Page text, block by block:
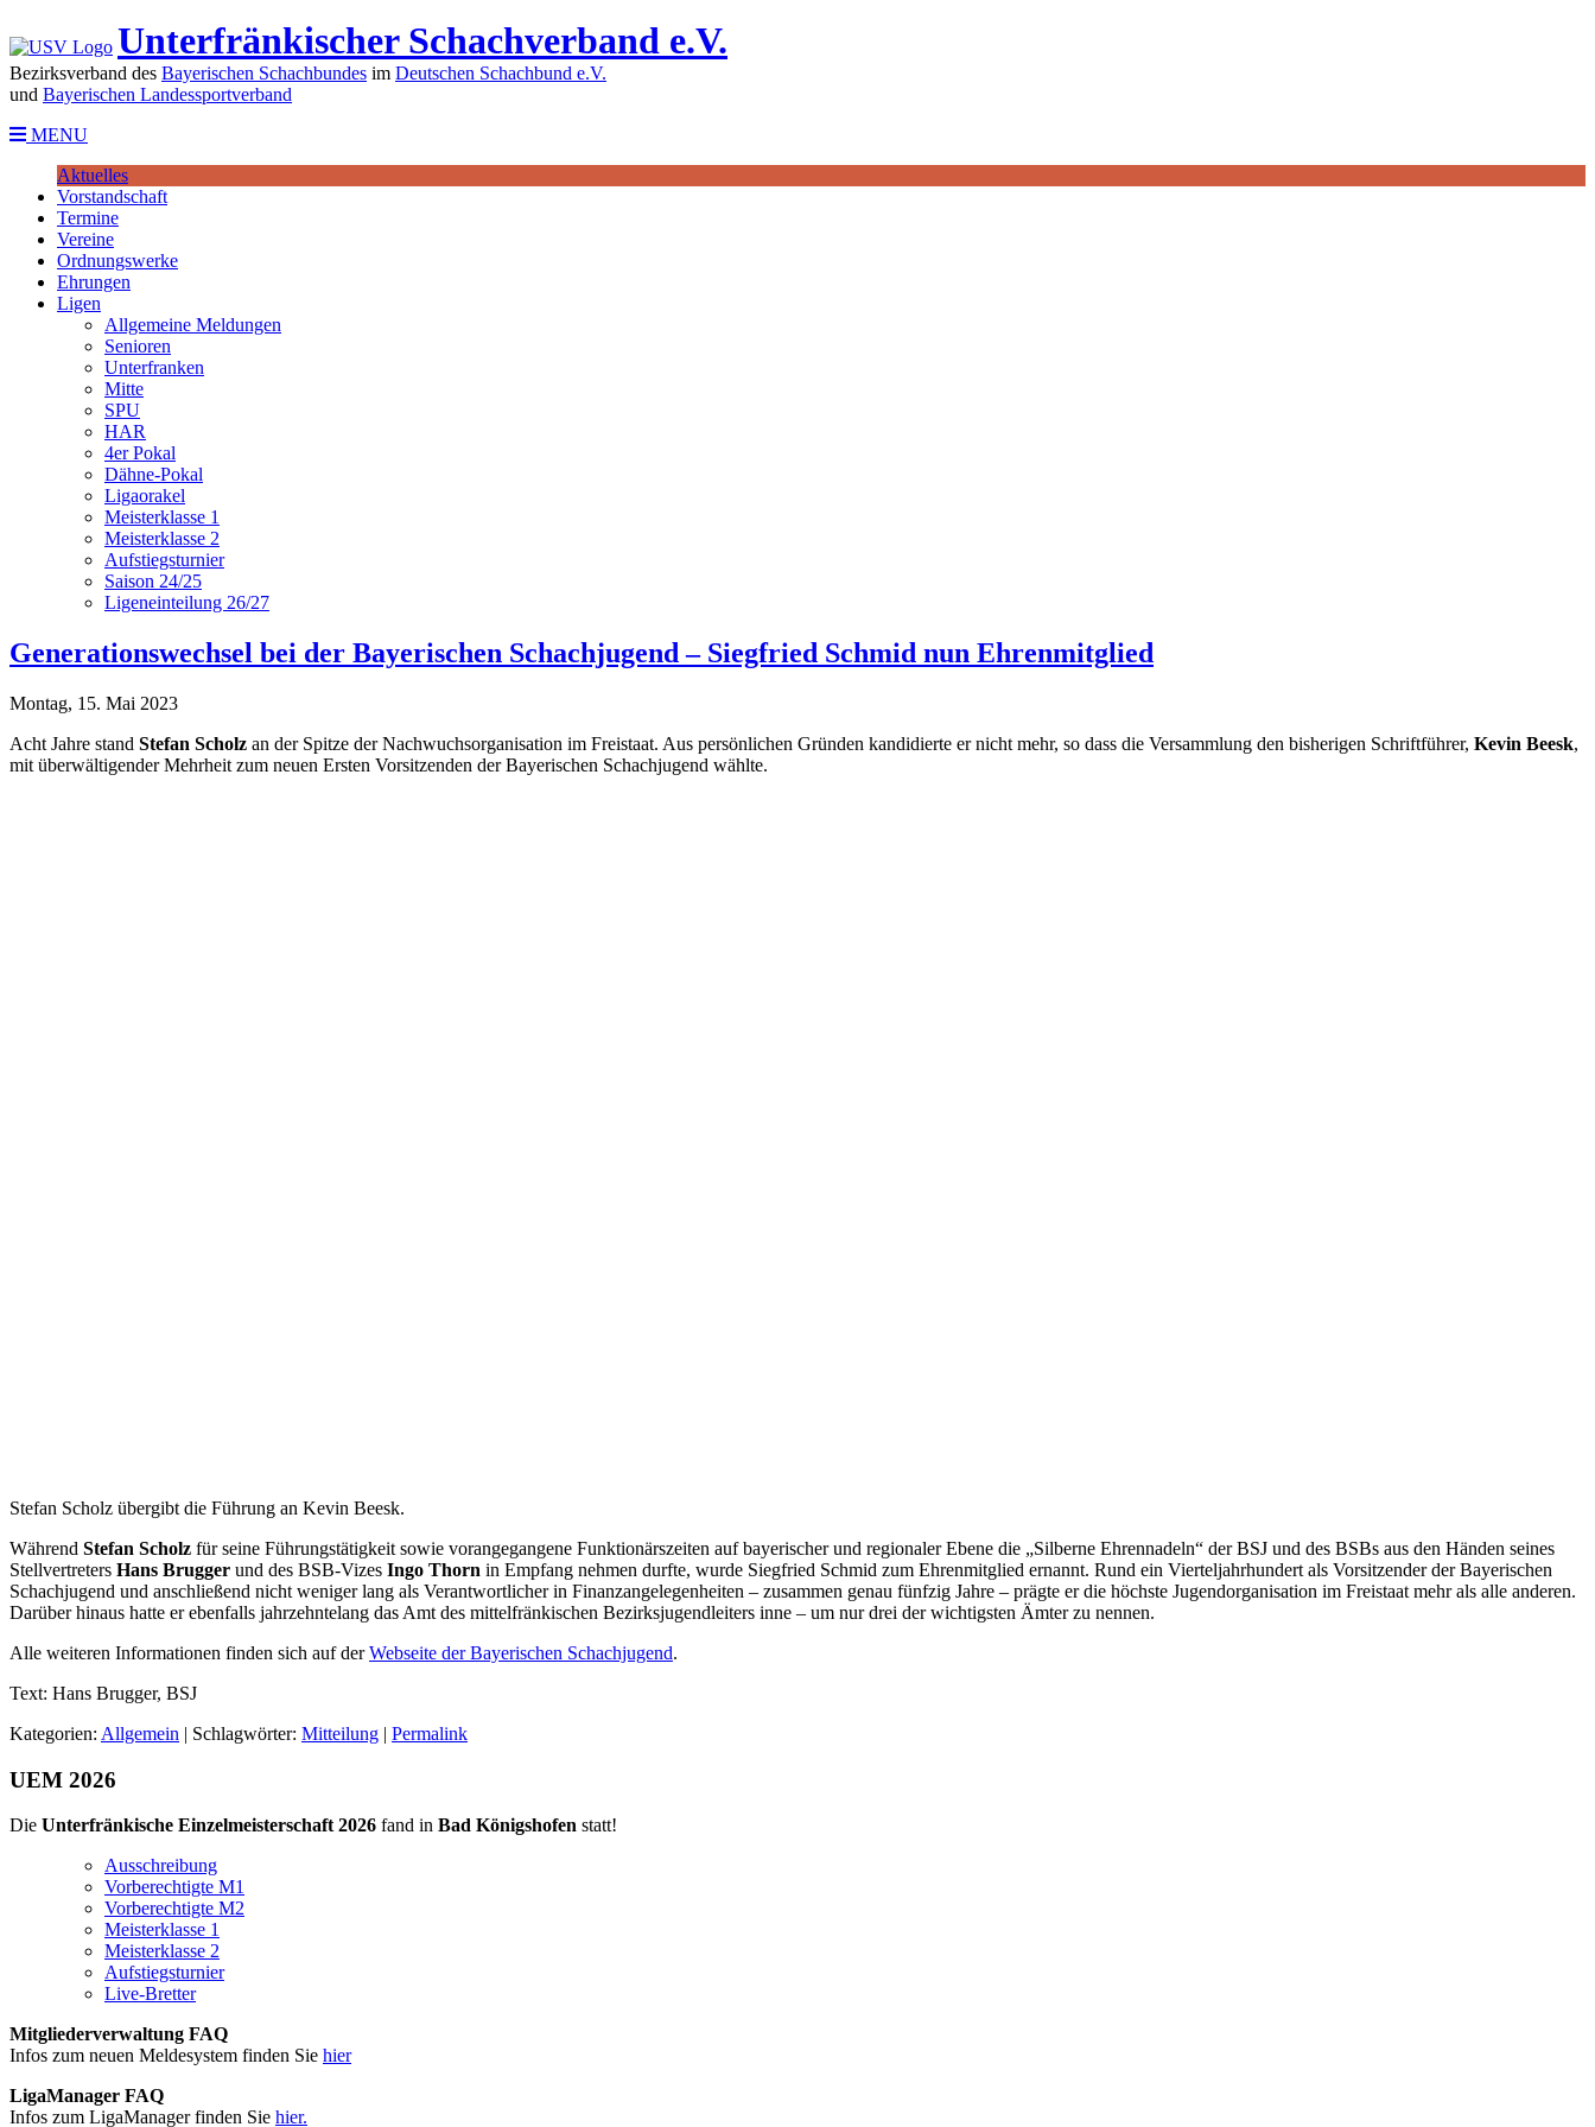
Unterfränkischer Schachverband e.V.
Bezirksverband des Bayerischen Schachbundes im Deutschen Schachbund e.V.
und Bayerischen Landessportverband
MENU
Aktuelles
Vorstandschaft
Termine
Vereine
Ordnungswerke
Ehrungen
Ligen
Allgemeine Meldungen
Senioren
Unterfranken
Mitte
SPU
HAR
4er Pokal
Dähne-Pokal
Ligaorakel
Meisterklasse 1
Meisterklasse 2
Aufstiegsturnier
Saison 24/25
Ligeneinteilung 26/27
Generationswechsel bei der Bayerischen Schachjugend – Siegfried Schmid nun Ehrenmitglied
Montag, 15. Mai 2023
Acht Jahre stand Stefan Scholz an der Spitze der Nachwuchsorganisation im Freistaat. Aus persönlichen Gründen kandidierte er nicht mehr, so dass die Versammlung den bisherigen Schriftführer, Kevin Beesk,
mit überwältigender Mehrheit zum neuen Ersten Vorsitzenden der Bayerischen Schachjugend wählte.
Stefan Scholz übergibt die Führung an Kevin Beesk.
Während Stefan Scholz für seine Führungstätigkeit sowie vorangegangene Funktionärszeiten auf bayerischer und regionaler Ebene die „Silberne Ehrennadeln“ der BSJ und des BSBs aus den Händen seines
Stellvertreters Hans Brugger und des BSB-Vizes Ingo Thorn in Empfang nehmen durfte, wurde Siegfried Schmid zum Ehrenmitglied ernannt. Rund ein Vierteljahrhundert als Vorsitzender der Bayerischen
Schachjugend und anschließend nicht weniger lang als Verantwortlicher in Finanzangelegenheiten – zusammen genau fünfzig Jahre – prägte er die höchste Jugendorganisation im Freistaat mehr als alle anderen.
Darüber hinaus hatte er ebenfalls jahrzehntelang das Amt des mittelfränkischen Bezirksjugendleiters inne – um nur drei der wichtigsten Ämter zu nennen.
Alle weiteren Informationen finden sich auf derWebseite der Bayerischen Schachjugend.
Text: Hans Brugger, BSJ
Kategorien: Allgemein | Schlagwörter: Mitteilung | Permalink
UEM 2026
Die Unterfränkische Einzelmeisterschaft 2026 fand in Bad Königshofen statt!
Ausschreibung
Vorberechtigte M1
Vorberechtigte M2
Meisterklasse 1
Meisterklasse 2
Aufstiegsturnier
Live-Bretter
Mitgliederverwaltung FAQ
Infos zum neuen Meldesystem finden Sie hier
LigaManager FAQ
Infos zum LigaManager finden Sie hier.